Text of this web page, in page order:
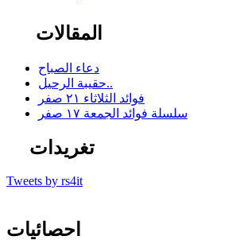
المقالات
دعاء الصباح
حقيبة الرحيل..
فوائد الثلاثاء ٢١ صفر
سلسلة فوائد الجمعة ١٧ صفر
تغريدات
Tweets by rs4it
احصائيات